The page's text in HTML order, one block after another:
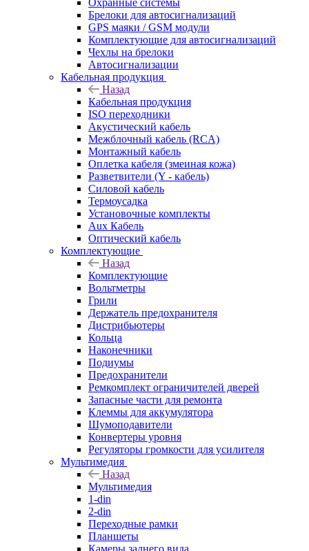
Охранные системы
Брелоки для автосигнализаций
GPS маяки / GSM модули
Комплектующие для автосигнализаций
Чехлы на брелоки
Автосигнализации
Кабельная продукция
Назад
Кабельная продукция
ISO переходники
Акустический кабель
Межблочный кабель (RCA)
Монтажный кабель
Оплетка кабеля (змеиная кожа)
Разветвители (Y - кабель)
Силовой кабель
Термоусадка
Установочные комплекты
Aux Кабель
Оптический кабель
Комплектующие
Назад
Комплектующие
Вольтметры
Грили
Держатель предохранителя
Дистрибьютеры
Кольца
Наконечники
Подиумы
Предохранители
Ремкомплект ограничителей дверей
Запасные части для ремонта
Клеммы для аккумулятора
Шумоподавители
Конвертеры уровня
Регуляторы громкости для усилителя
Мультимедия
Назад
Мультимедия
1-din
2-din
Переходные рамки
Планшеты
Камеры заднего вида